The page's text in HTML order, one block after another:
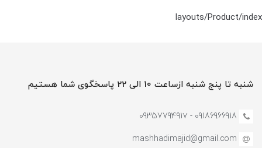
layouts/Product/index
شنبه تا پنج شنبه ازساعت 10 الی 22 پاسخگوی شما هستیم
09186966918 - 0935779491۷
mashhadimajid@gmail.com